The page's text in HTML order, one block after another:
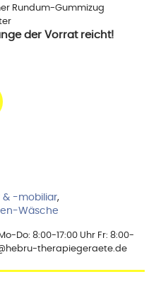
Rundum-Gummizug
der Vorrat reicht!
& -mobiliar,
Wäsche
Do: 8:00-17:00 Uhr Fr: 8:00-
therapiegeraete.de